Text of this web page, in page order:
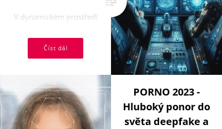
V dynamickém prostředí
světa se stále častěji
setkáváme s přelomovými
Číst dál
PORNO 2023 -
Hluboký ponor do
světa deepfake a